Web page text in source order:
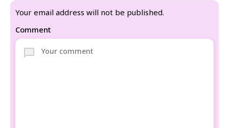
Your email address will not be published.
Comment